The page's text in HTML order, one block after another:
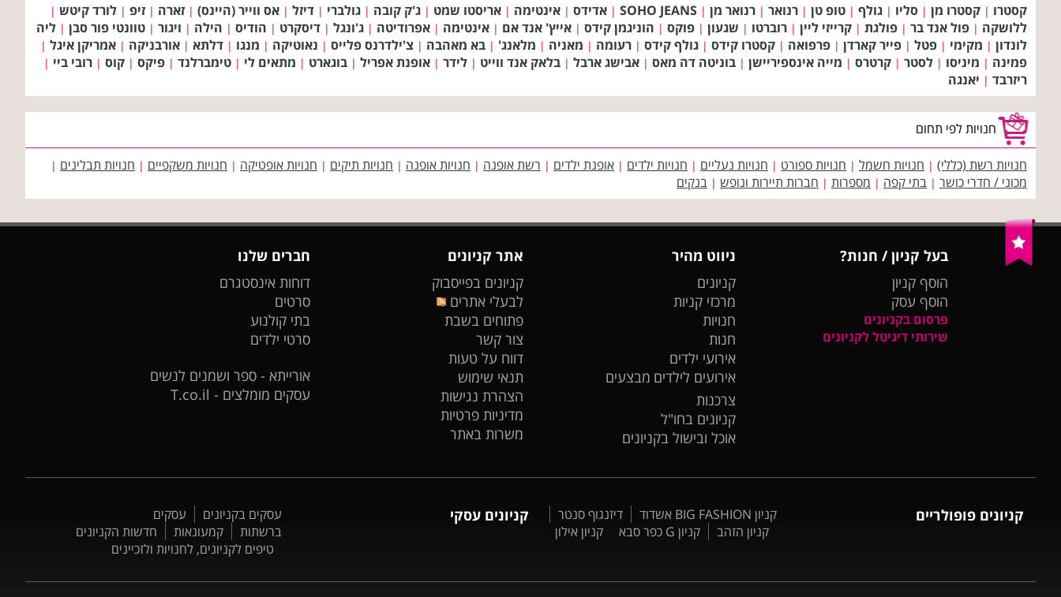
קסטרו | קסטרו מן | סליו | גולף | טופ טן | רנואר | רנואר מן |
SOHO JEANS
| אדידס | אינטימה | אריסטו שמט | ג'ק קובה | גולברי | דיזל | אס ווייר (היינס) | זארה | זיפ | לורד קיטש |
ללושקה | פול אנד בר | פולגת | קרייזי ליין | רוברטו | שגעון | פוקס | הוניגמן קידס | אייץ' אנד אם | אינטימה | אפרודיטה | ג'ונגל | דיסקרט | הודיס | הילה | ויגור | טוונטי פור סבן | ליה
לונדון | מקימי | פטל | פייר קארדן | פרפואה | קסטרו קידס | גולף קידס | רעומה | מאניה | מלאנג' | בא מאהבה | צ'ילדרנס פלייס | נאוטיקה | מנגו | דלתא | אורבניקה | אמריקן איגל |
פמינה | מיניסו | לסטר | קרטרס | מייה אינספיריישן | בוניטה דה מאס | אבישג ארבל | בלאק אנד ווייט | לידר | אופנת אפריל | בוגארט | מתאים לי | טימברלנד | פיקס | קוס | רובי ביי |
ריזרבד | יאנגה
חנויות לפי תחום
חנויות רשת (כללי) | חנויות חשמל | חנויות ספורט | חנויות נעליים | חנויות ילדים | אופנת ילדים | רשת אופנה | חנויות אופנה | חנויות תיקים | חנויות אופטיקה | חנויות משקפיים | חנויות תבלינים |
מכוני / חדרי כושר | בתי קפה | מספרות | חברות תיירות ונופש | בנקים
בעל קניון / חנות?
הוסף קניון
הוסף עסק
פרסום בקניונים
שירותי דיגיטל לקניונים
ניווט מהיר
קניונים
מרכזי קניות
חנויות
חנות
אירועי ילדים
אירועים לילדים מבצעים
צרכנות
קניונים בחו"ל
אוכל ובישול בקניונים
אתר קניונים
קניונים בפייסבוק
לבעלי אתרים
פתוחים בשבת
צור קשר
דווח על טעות
תנאי שימוש
הצהרת נגישות
מדיניות פרטיות
משרות באתר
חברים שלנו
דוחות אינסטגרם
סרטים
בתי קולנוע
סרטי ילדים
אורייתא - ספר ושמנים לנשים
עסקים מומלצים - T.co.il
קניונים פופולריים קניון BIG FASHION אשדוד
דיזנגוף סנטר
קניון הזהב
קניון G כפר סבא קניון אילון
קניונים עסקי עסקים בקניונים
עסקים
ברשתות
קמעונאות
חדשות הקניונים
טיפים לקניונים, לחנויות ולזכיינים